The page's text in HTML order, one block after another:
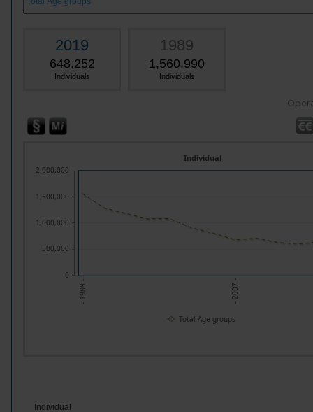
2019
648,252
Individuals
1989
1,560,990
Individuals
- 1989 - - 2007 -
Individual
0
500,000
1,000,000
1,500,000
2,000,000
Total Age groups
Individual